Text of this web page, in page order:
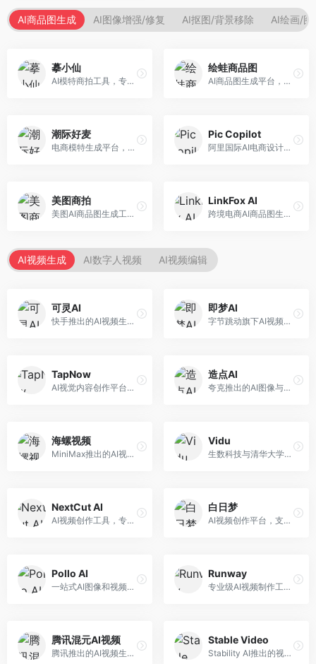
AI商品图生成 AI图像增强/修复 AI抠图/背景移除 AI绘画/图
摹小仙
AI模特商拍工具，专注于服装电商。面向服装电商卖家，提供虚拟模特试穿、商品展示图生成等服务，模特形象多样，拍摄成本低。
绘蛙商品图
AI商品图生成平台，支持模特换装和场景生成。面向电商卖家，提供商品上身效果展示、场景化商品图生成等服务，电商营销效果显著。
潮际好麦
电商模特生成平台，支持AI虚拟模特创作。面向服装和配饰电商，提供模特试穿、商品展示、营销素材生成等服务，模特形象可定制。
Pic Copilot
阿里国际AI电商设计工具，专注于跨境电商。面向跨境电商卖家，提供商品图优化、营销海报生成、多语言适配等服务，海外市场适配性强。
美图商拍
美图AI商品图生成工具，整合美图生态。面向电商卖家，提供商品图美化、模特替换、场景生成等服务，移动端操作便捷。
LinkFox AI
跨境电商AI商品图生成工具。面向跨境电商卖家，支持多语言商品图生成、模特替换、场景优化等服务，适配海外电商平台需求。
AI视频生成 AI数字人视频 AI视频编辑
可灵AI
快手推出的AI视频生成平台，支持文生视频和图生视频，可生成长达2分钟的高质量视频内容。面向短视频创作者和营销人员，操作简便，生成效果逼真，适合商业推广和创意表达。
即梦AI
字节跳动旗下AI视频创作平台，支持多模态内容生成。面向内容创作者和营销人员，提供文生视频、图生视频、智能剪辑等功能，中文理解能力强，创作效率高。
TapNow
AI视觉内容创作平台，整合图像与视频生成能力。面向内容创作者，提供文生图、文生视频、智能编辑等服务，创作工具丰富，一站式体验便捷。
造点AI
夸克推出的AI图像与视频创作平台。面向普通用户和内容创作者，提供文生图、文生视频等功能，操作简便，与夸克生态深度整合。
海螺视频
MiniMax推出的AI视频生成工具，支持高质量视频创作。面向内容创作者，提供文生视频、视频编辑等功能，生成速度快，视频效果自然流畅。
Vidu
生数科技与清华大学联合研发的AI视频生成大模型。面向视频创作者和内容生产者，支持文生视频、图生视频，视频质量高，物理运动理解准确，国产视频生成领先工具。
NextCut AI
AI视频创作工具，专注于智能剪辑和视频生成。面向视频创作者，提供智能剪辑、视频生成、特效添加等功能，剪辑效率高，适合快节奏内容生产。
白日梦
AI视频创作平台，支持生成长达50分钟的长视频内容。面向长视频创作者和内容生产者，支持故事视频生成、视频编辑等功能，适合叙事性内容创作。
Pollo AI
一站式AI图像和视频创作平台，整合多种生成工具。面向内容创作者，提供文生图、文生视频、视频编辑等服务，创作工具全面，一站式体验便捷。
Runway
专业级AI视频制作工具，支持视频生成与编辑。面向影视制作人和创意工作者，提供文生视频、视频编辑、绿幕抠像等专业功能，视频处理能力强，适合专业创作场景。
腾讯混元AI视频
腾讯推出的AI视频生成工具，基于混元大模型。面向腾讯生态用户和内容创作者，支持文生视频、视频编辑等功能，与腾讯产品生态深度整合。
Stable Video
Stability AI推出的视频生成模型，开源可部署。面向开发者和专业创作者，支持视频生成、视频编辑等功能，开源生态完善，定制化程度高。